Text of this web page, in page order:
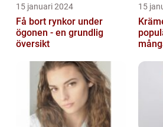
15 januari 2024
Få bort rynkor under
ögonen - en grundlig
översikt
15